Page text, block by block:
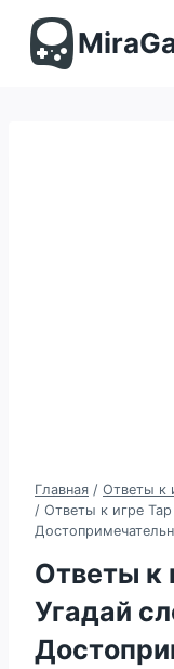
содержимому
Главная / Ответы к
/ Ответы к игре
Ответы к
Угадай